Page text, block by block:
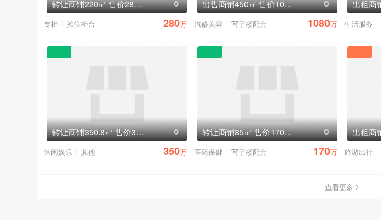
转让商铺220㎡ 售价280万元
专柜 摊位柜台 280万
出售商铺450㎡ 售价1080万元
汽修美容 写字楼配套 1080万 生活服务
转让商铺350.8㎡ 售价350万元
休闲娱乐 其他 350万
转让商铺85㎡ 售价170万元
医药保健 写字楼配套 170万 旅游出行
查看更多